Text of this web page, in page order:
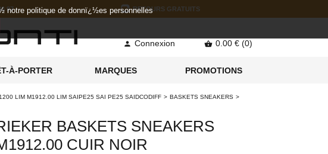
97 RETOURS GRATUITS
 Connexion  0.00 € (0)
À-PORTER MARQUES PROMOTIONS
LIM M1912.00 LIM SAIPE25 SAI PE25 SAIDCODIFF
BASKETS SNEAKERS
BASKETS SNEAKERS
CUIR NOIR
notre politique de donnï¿½es personnelles